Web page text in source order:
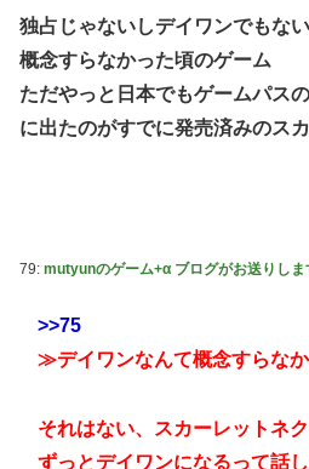
独占じゃないしデイワンでもな
概念すらなかった頃のゲーム
ただやっと日本でもゲームパス
に出たのがすでに発売済みのス
79: mutyunのゲーム+α ブログがお送りしま
>>75
≫デイワンなんて概念すらな
それはない、スカーレットネ
ずっとデイワンになるって話